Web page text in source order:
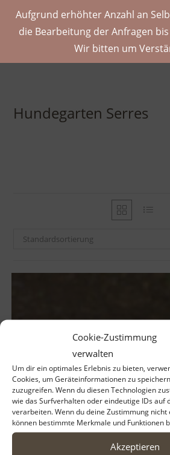
Aufgrund erhöhter Anzahl an
die Bearbeitung der Anfragen
Wir bitten um
Cookie-Zustimmung
verwalten
Um dir ein optimales Erlebnis zu bieten,
Cookies, um Geräteinformationen zu
zuzugreifen. Wenn du diesen Technologien
wie das Surfverhalten oder eindeutige IDs auf
verarbeiten. Wenn du deine Zustimmung
können bestimmte Merkmale und Funktionen
Akzeptieren
Hundegarten Serres
Standardsortierung